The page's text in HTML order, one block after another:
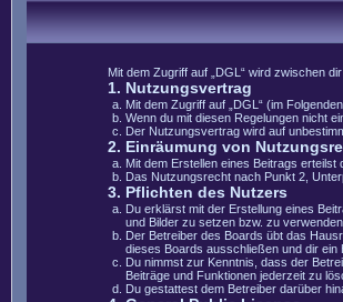
Mit dem Zugriff auf „DGL“ wird zwischen
1. Nutzungsvertrag
Mit dem Zugriff auf „DGL“ (im
Wenn du mit diesen Regelungen nicht
Der Nutzungsvertrag wird auf
2. Einräumung von
Mit dem Erstellen eines Beitrags
Das Nutzungsrecht nach Punkt 2,
3. Pflichten des Nutzers
Du erklärst mit der Erstellung eines
und Bilder zu setzen bzw. zu verwenden.
Der Betreiber des Boards übt das
dieses Boards ausschließen und dir ein
Du nimmst zur Kenntnis, dass der
Beiträge und Funktionen jederzeit zu
Du gestattest dem Betreiber darüber